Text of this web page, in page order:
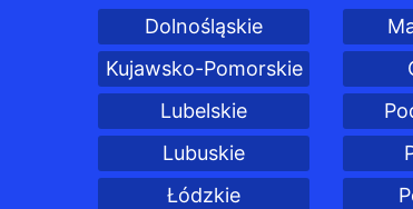
Dolnośląskie
Kujawsko-Pomorskie
Lubelskie
Lubuskie
Łódzkie